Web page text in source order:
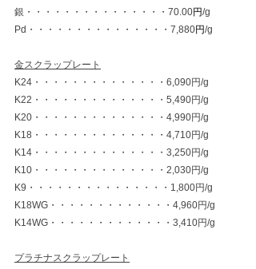
銀・・・・・・・・・・・・・・・70.00円/g
Pd・・・・・・・・・・・・・・・7,880円/g
金スクラップレート
K24・・・・・・・・・・・・・・6,090円/g
K22・・・・・・・・・・・・・・5,490円/g
K20・・・・・・・・・・・・・・4,990円/g
K18・・・・・・・・・・・・・・4,710円/g
K14・・・・・・・・・・・・・・3,250円/g
K10・・・・・・・・・・・・・・2,030円/g
K9・・・・・・・・・・・・・・・1,800円/g
K18WG・・・・・・・・・・・・・4,960円/g
K14WG・・・・・・・・・・・・・3,410円/g
プラチナスクラップレート